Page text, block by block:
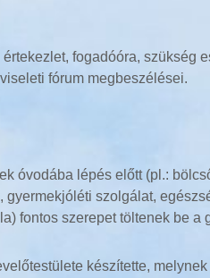
fogadóóra, szükség
fórum megbeszélései.
óvodába lépés előtt (pl.:
szolgálat,
fontos szerepet töltenek be a
készítette,